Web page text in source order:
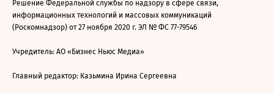
Решение Федеральной службы по надзору в сфере связи,
информационных технологий и массовых коммуникаций
(Роскомнадзор) от 27 ноября 2020 г. ЭЛ № ФС 77-79546
Учредитель: АО «Бизнес Ньюс Медиа»
Главный редактор: Казьмина Ирина Сергеевна